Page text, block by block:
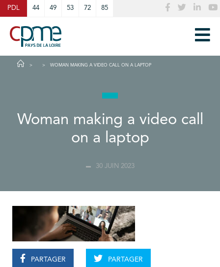
PDL 44 49 53 72 85
WOMAN MAKING A VIDEO CALL ON A LAPTOP
Woman making a video call
on a laptop
30 JUIN 2023
PARTAGER PARTAGER
Cookies management panel